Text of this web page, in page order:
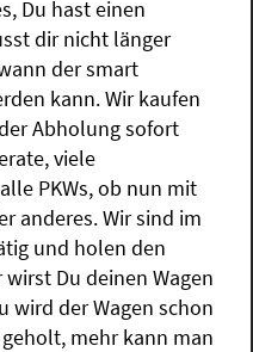
Du hast einen
dir nicht länger
der smart
kann. Wir kaufen
Abholung sofort
viele
PKWs, ob nun mit
anderes. Wir sind im
und holen den
Du deinen Wagen
wird der Wagen schon
mehr kann man